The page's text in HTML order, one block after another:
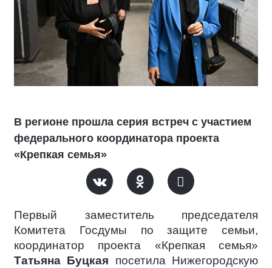
В регионе прошла серия встреч с участием
федерального координатора проекта
«Крепкая семья»
Первый заместитель председателя
Комитета Госдумы по защите семьи,
координатор проекта «Крепкая семья»
Татьяна Буцкая посетила Нижегородскую